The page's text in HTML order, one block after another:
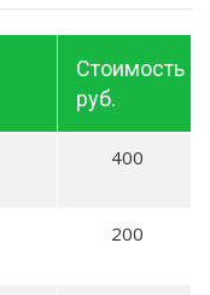
Стоимость
руб.
400
200